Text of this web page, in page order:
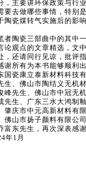
，主要讲环保政策与行
要去做哪些事情，特别
陶瓷煤转气实施后的影
者陶瓷三部曲中的其中
论观点的文章精选，文
，还请同行见谅，批评
谢所有为本书能够顺利
国瓷康立泰新材料科技
生、佛山市陶结义无机
峰先生、佛山市中冠无
先生、广东三水大鸿制
肇庆市中元高新材料有
佛山市扬子颜料有限公
富东先生，再次深表感
年1月